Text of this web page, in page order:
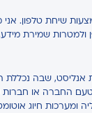
שיחת טלפון. אני
ולמטרות שמירת
אנליסט, שבה נכללת
החברה או
ומערכות חיוג